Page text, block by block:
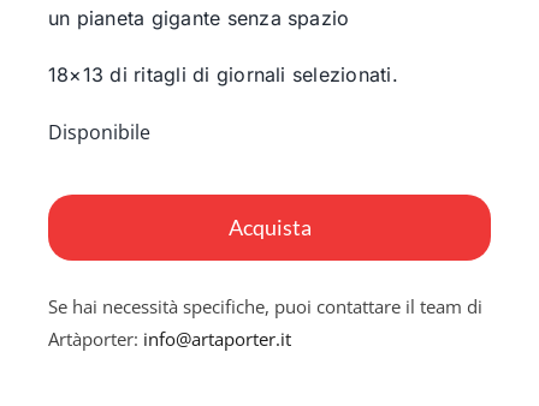
un pianeta gigante senza spazio
18×13 di ritagli di giornali selezionati.
Disponibile
quantità
Acquista
Se hai necessità specifiche, puoi contattare il team di
Artàporter: info@artaporter.it